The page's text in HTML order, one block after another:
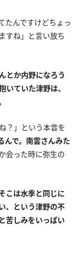
たんですけどちょっ
すね」と言い放ち
とか内野になろう
いていた津野は、
？」という本音を
んで。南雲さんみた
会った時に弥生の
こは水季と同じに
、という津野の不
苦しみをいっぱい